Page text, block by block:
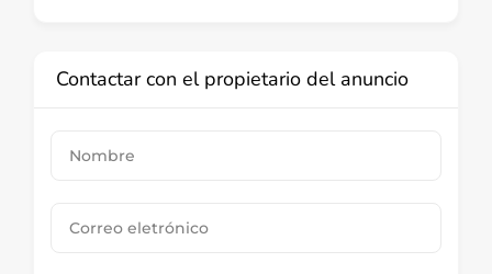
Contactar con el propietario del anuncio